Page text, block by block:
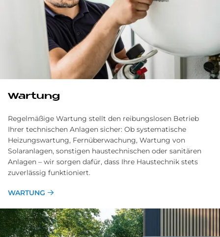
Wartung
Regelmäßige Wartung stellt den reibungslosen Betrieb
Ihrer technischen Anlagen sicher: Ob systematische
Heizungswartung, Fernüberwachung, Wartung von
Solaranlagen, sonstigen haustechnischen oder sanitären
Anlagen – wir sorgen dafür, dass Ihre Haustechnik stets
zuverlässig funktioniert.
WARTUNG